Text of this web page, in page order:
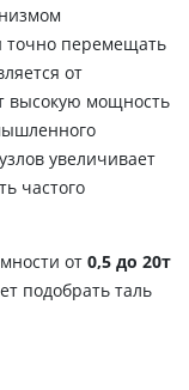
перемещать
от
высокую мощность
увеличивает
частого
от 0,5 до 20т
подобрать таль